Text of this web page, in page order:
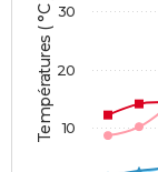
Températures ( °C ) 10
20
30